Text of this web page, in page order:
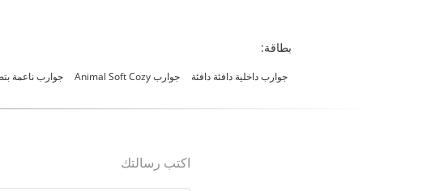
بطاقة:
جوارب داخلية دافئة دافئة جوارب Animal Soft Cozy جوارب ناعمة
اكتب رسالتك